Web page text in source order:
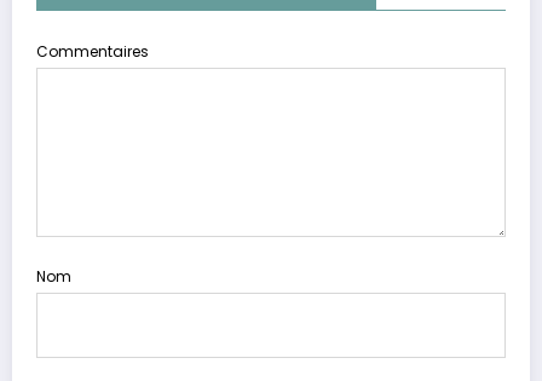
Commentaires
Nom